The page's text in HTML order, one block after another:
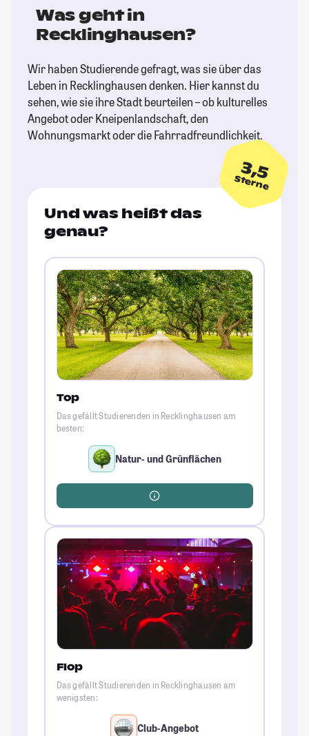
Was geht in
Recklinghausen?
Wir haben Studierende gefragt, was sie über das
Leben in Recklinghausen denken. Hier kannst du
sehen, wie sie ihre Stadt beurteilen – ob kulturelles
Angebot oder Kneipenlandschaft, den
Wohnungsmarkt oder die Fahrradfreundlichkeit.
3,5
Sterne
Und was heißt das
genau?
Top
Das gefällt Studierenden in Recklinghausen am
besten:
Natur- und Grünflächen
Flop
Das gefällt Studierenden in Recklinghausen am
wenigsten:
Club-Angebot